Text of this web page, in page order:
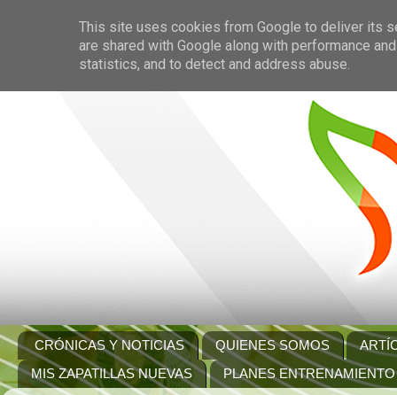
CRÓNICAS Y NOTICIAS QUIENES SOMOS
MIS ZAPATILLAS NUEVAS
PLANES ENTRENAMIENTO
This site uses cookies from Google to deliver its
are shared with Google along with performance
statistics, and to detect and address abuse.